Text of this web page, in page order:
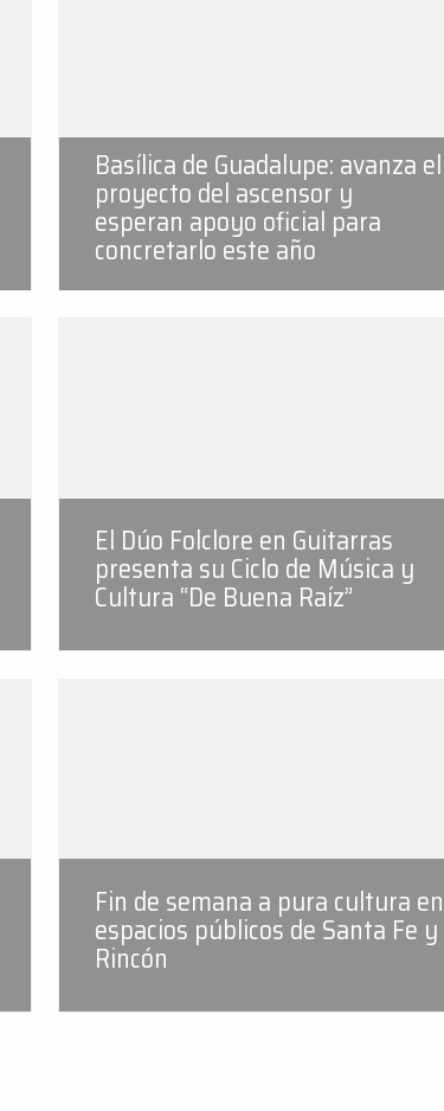
Basílica de Guadalupe: avanza el
proyecto del ascensor y
esperan apoyo oficial para
concretarlo este año
El Dúo Folclore en Guitarras
presenta su Ciclo de Música y
Cultura “De Buena Raíz”
Fin de semana a pura cultura en
espacios públicos de Santa Fe y
Rincón